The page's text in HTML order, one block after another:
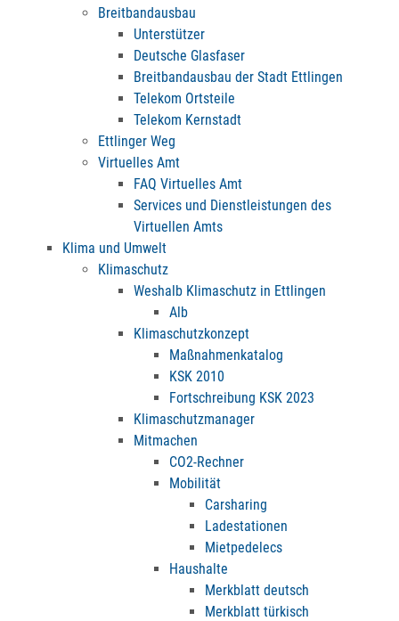
Breitbandausbau
Unterstützer
Deutsche Glasfaser
Breitbandausbau der Stadt Ettlingen
Telekom Ortsteile
Telekom Kernstadt
Ettlinger Weg
Virtuelles Amt
FAQ Virtuelles Amt
Services und Dienstleistungen des
Virtuellen Amts
Klima und Umwelt
Klimaschutz
Weshalb Klimaschutz in Ettlingen
Alb
Klimaschutzkonzept
Maßnahmenkatalog
KSK 2010
Fortschreibung KSK 2023
Klimaschutzmanager
Mitmachen
CO2-Rechner
Mobilität
Carsharing
Ladestationen
Mietpedelecs
Haushalte
Merkblatt deutsch
Merkblatt türkisch